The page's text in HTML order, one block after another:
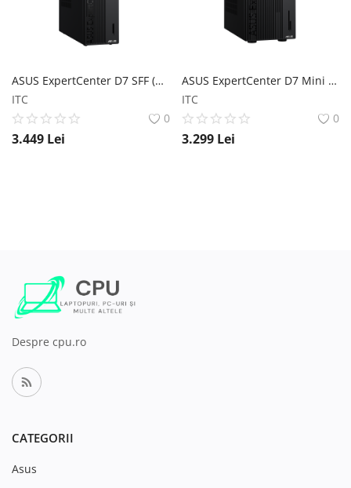
ASUS ExpertCenter D7 SFF (D700SER) ASUS
ITC
0
3.449 Lei
ASUS ExpertCenter D7 Mini Tower (D701MER) ASUS
ITC
0
3.299 Lei
Despre cpu.ro
CATEGORII
Asus